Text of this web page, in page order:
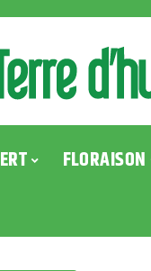
FLORAISON